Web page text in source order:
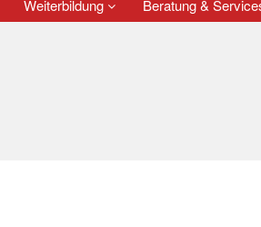
Weiterbildung Beratung &